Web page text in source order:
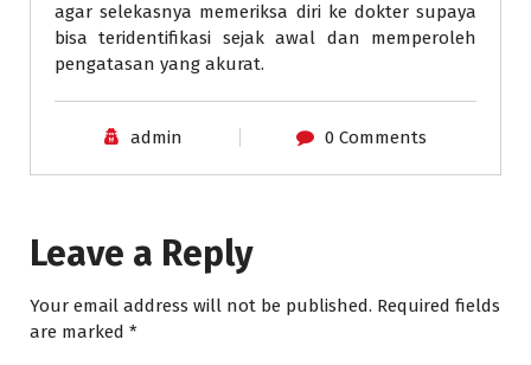
agar selekasnya memeriksa diri ke dokter supaya
bisa teridentifikasi sejak awal dan memperoleh
pengatasan yang akurat.
admin 0 Comments
Leave a Reply
Your email address will not be published. Required fields
are marked *